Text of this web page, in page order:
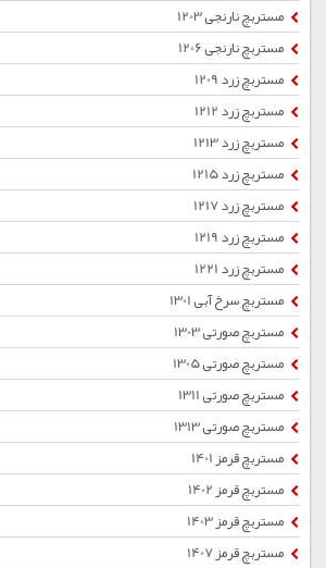
مستربچ نارنجی 1203
مستربچ نارنجی 1206
مستربچ زرد 1209
مستربچ زرد 1212
مستربچ زرد 1213
مستربچ زرد 1215
مستربچ زرد 1217
مستربچ زرد 1219
مستربچ زرد 1221
مستربچ سرخ آبی 1301
مستربچ صورتی 1303
مستربچ صورتی 1305
مستربچ صورتی 1311
مستربچ صورتی 1313
مستربچ قرمز 1401
مستربچ قرمز 1402
مستربچ قرمز 1403
مستربچ قرمز 1407